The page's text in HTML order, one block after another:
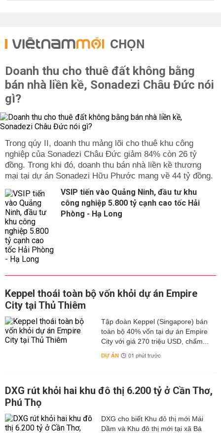
CHỌN
Doanh thu cho thuê đất không bằng
bán nhà liền kề, Sonadezi Châu Đức nói
gì?
Trong qúy II, doanh thu mảng lõi cho thuê khu công
nghiệp của Sonadezi Châu Đức giảm 84% còn 26 tỷ
đồng. Trong khi đó, doanh thu bán nhà liền kề thương
mại tại dự án Sonadezi Hữu Phước mang về 44 tỷ đồng.
VSIP tiến vào Quảng Ninh, đầu tư khu
công nghiệp 5.800 tỷ cạnh cao tốc Hải
Phòng - Hạ Long
Keppel thoái toàn bộ vốn khỏi dự án Empire
City tại Thủ Thiêm
Tập đoàn Keppel (Singapore) bán
toàn bộ 40% vốn tại dự án Empire
City với giá 270 triệu USD, chấm...
DỰ ÁN 01 phút trước
DXG rút khỏi hai khu đô thị 6.200 tỷ ở Cần Thơ,
Phú Thọ
DXG cho biết Khu đô thị mới Mái
Dầm và Khu đô thị mới tại xã Bá